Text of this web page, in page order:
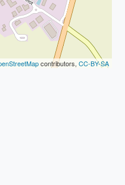
contributors, CC-BY-SA